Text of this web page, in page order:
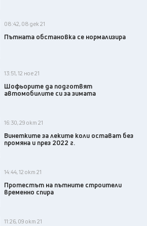
08:42, 08 дек 21
Пътната обстановка се нормализира
13:51, 12 ное 21
Шофьорите да подготвят
автомобилите си за зимата
16:30, 29 окт 21
Винетките за леките коли остават без
промяна и през 2022 г.
14:44, 12 окт 21
Протестът на пътните строители
временно спира
11:26, 09 окт 21